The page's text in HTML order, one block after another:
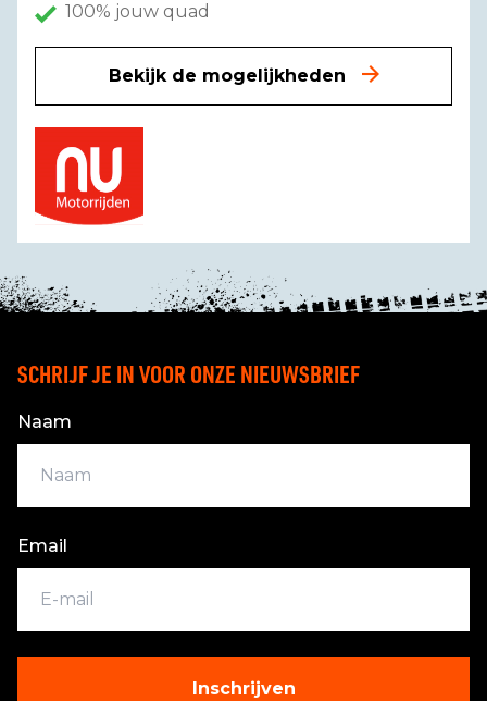
100% jouw quad
Bekijk de mogelijkheden
SCHRIJF JE IN VOOR ONZE NIEUWSBRIEF
Naam
Email
Inschrijven